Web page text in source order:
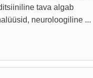
tava algab
neuroloogiline ...